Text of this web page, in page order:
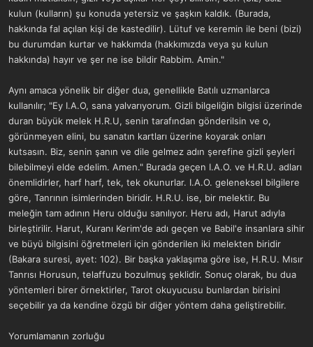
kulun (kulların) şu konuda yetersiz ve şaşkın kaldık. (Burada,
hakkında fal açılan kişi de kastedilir). Lütuf ve keremin ile beni (bizi)
bu durumdan kurtar ve hakkımda (hakkımızda veya şu kulun
hakkında) hayır ve şer ne ise bildir Rabbim. Amin."
Aynı amaca yönelik bir diğer dua, genellikle Batılı uzmanlarca
kullanılır; "Ey I.A.O, sana yalvarıyorum. Gizli bilgeliğin bilgisi üzerinde
duran büyük melek H.R.U, senin tarafından gönderilsin ve o,
görünmeyen elini, bu sanatın kartları üzerine koyarak onları
kutsasın. Biz, senin şanın ve dile gelmez adın şerefine gizli şeyleri
bilebilmeyi elde edelim. Amen." Burada geçen I.A.O. ve H.R.U. adları
önemlidirler, harf harf, tek, tek okunurlar. I.A.O. geleneksel bilgilere
göre, Tanrının isimlerinden biridir. H.R.U. ise, bir melektir. Bu
meleğin tam adının Heru olduğu sanılıyor. Heru adı, Harut adıyla
birleştirilir. Harut, Kuranı Kerim'de adı geçen ve Babil'e insanlara sihir
ve büyü bilgisini öğretmeleri için gönderilen iki melekten biridir
(Bakara suresi, ayet: 102). Bir başka yaklaşıma göre ise, H.R.U. Mısır
Tanrısı Horusun, telaffuzu bozulmuş şeklidir. Sonuç olarak, bu dua
yöntemleri birer örnektirler, Tarot okuyucusu bunlardan birisini
seçebilir ya da kendine özgü bir diğer yöntem daha geliştirebilir.
Yorumlamanın zorluğu